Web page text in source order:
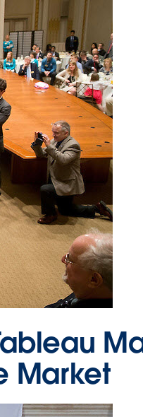
Market